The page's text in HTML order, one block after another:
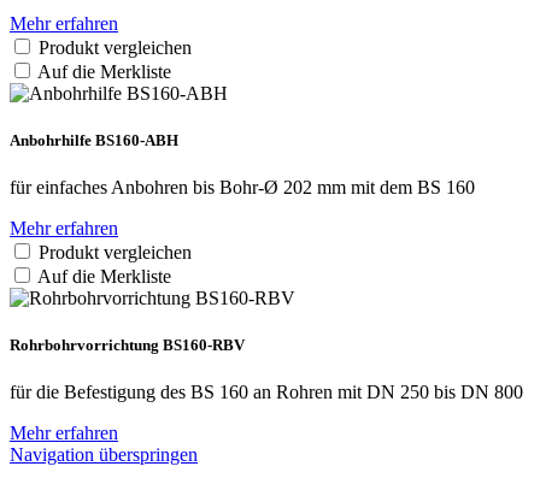
Mehr erfahren
Produkt vergleichen
Auf die Merkliste
Anbohrhilfe BS160-ABH
für einfaches Anbohren bis Bohr-Ø 202 mm mit dem BS 160
Mehr erfahren
Produkt vergleichen
Auf die Merkliste
Rohrbohr­vorrichtung BS160-RBV
für die Befestigung des BS 160 an Rohren mit DN 250 bis DN 800
Mehr erfahren
Navigation überspringen